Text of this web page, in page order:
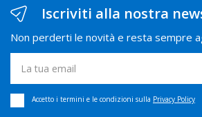
Iscriviti alla nostra
Non perderti le novità e resta sempre
Accetto i termini e le condizioni sulla Privacy Policy